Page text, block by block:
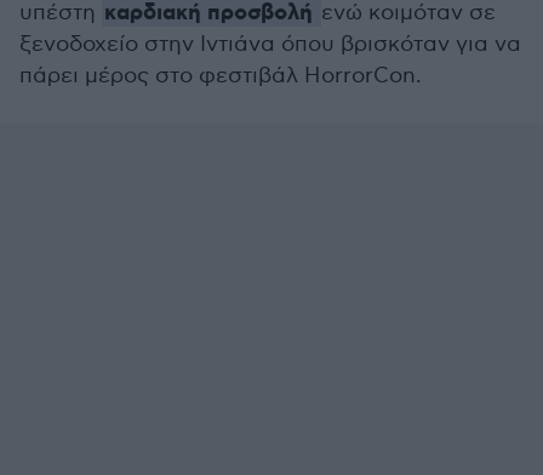
υπέστη καρδιακή προσβολή ενώ κοιμόταν σε
ξενοδοχείο στην Ιντιάνα όπου βρισκόταν για να
πάρει μέρος στο φεστιβάλ HorrorCon.